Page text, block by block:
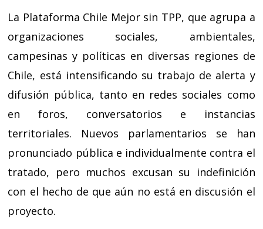
La Plataforma Chile Mejor sin TPP, que agrupa a
organizaciones sociales, ambientales,
campesinas y políticas en diversas regiones de
Chile, está intensificando su trabajo de alerta y
difusión pública, tanto en redes sociales como
en foros, conversatorios e instancias
territoriales. Nuevos parlamentarios se han
pronunciado pública e individualmente contra el
tratado, pero muchos excusan su indefinición
con el hecho de que aún no está en discusión el
proyecto.